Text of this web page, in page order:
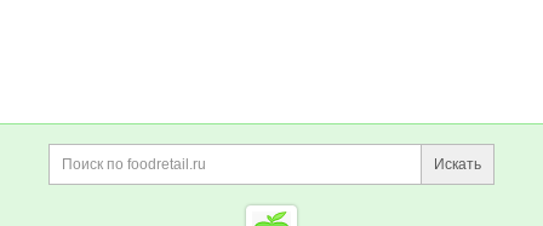
Дополнительная информация
Поиск по сайту и
Искать
Cсылки на полезные